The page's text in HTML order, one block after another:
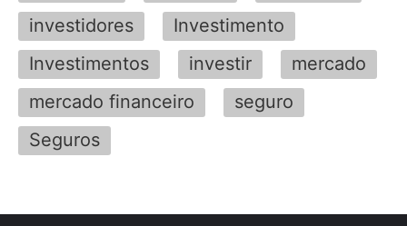
investidores
Investimento
Investimentos
investir
mercado
mercado financeiro
seguro
Seguros